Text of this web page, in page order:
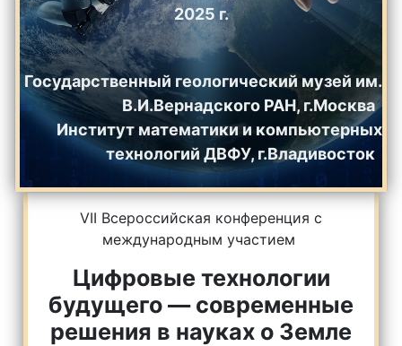
2025 г.
Государственный геологический музей им.
В.И.Вернадского РАН, г.Москва
Институт математики и компьютерных
технологий ДВФУ, г.Владивосток
VII Всероссийская конференция с
международным участием
Цифровые технологии
будущего — современные
решения в науках о Земле